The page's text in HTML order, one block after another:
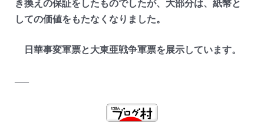
き換えの保証をしたものでしたが、大部分は、紙幣と
しての価値をもたなくなりました。
日華事変軍票と大東亜戦争軍票を展示しています。
—–